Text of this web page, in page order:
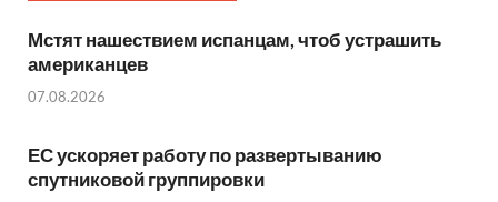
Мстят нашествием испанцам, чтоб устрашить
американцев
07.08.2026
ЕС ускоряет работу по развертыванию
спутниковой группировки